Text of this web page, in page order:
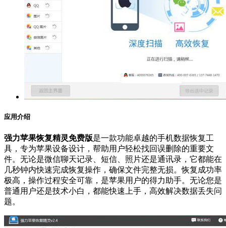
应用介绍
强力苹果恢复精灵免费版是一款功能卓越的手机数据恢复工
具，专为苹果设备设计，帮助用户轻松找回误删除的重要文
件。无论是微信聊天记录、短信、照片还是通讯录，它都能在
几秒钟内快速完成恢复操作，确保文件完整无损。恢复成功率
极高，操作过程安全可靠，是苹果用户的得力助手。无论您是
普通用户还是技术小白，都能快速上手，高效解决数据丢失问
题。